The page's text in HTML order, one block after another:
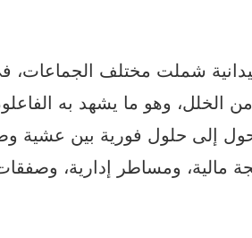
شملت مختلف الجماعات،
وهو ما يشهد به
إلى حلول فورية بين عشية
مالية، ومساطر إدارية،